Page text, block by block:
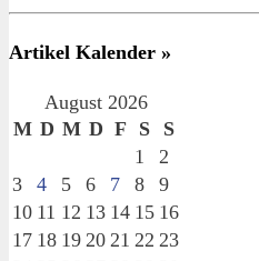
Artikel Kalender »
August 2026
M D M D F S
S
1
2
3
4 5 6 7 8
9
10 11 12 13 14 15 16
17 18 19 20 21 22 23